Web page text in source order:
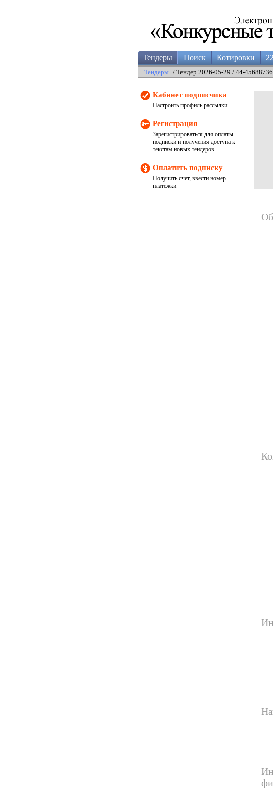
Тендеры Поиск Котировки
Тендеры / Тендер 2026-05-29 / 44-45688736
Кабинет подписчика
Настроить профиль рассылки
Регистрация
Зарегистрироваться для оплаты
подписки и получения доступа к
текстам новых тендеров
Оплатить подписку
Получить счет, ввести номер
платежки